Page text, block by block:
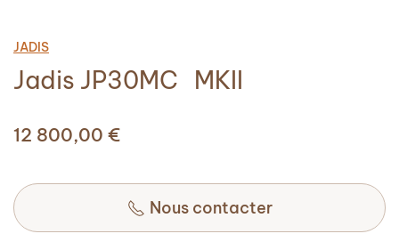
JADIS
Jadis JP30MC MKII
12 800,00 €
Nous contacter